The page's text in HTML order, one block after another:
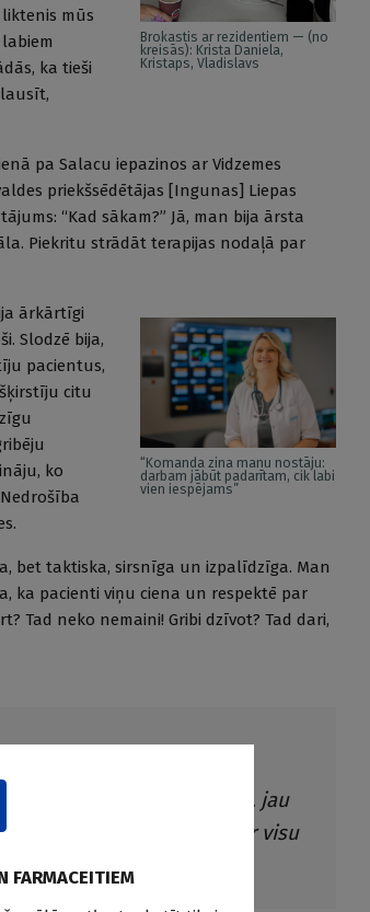
Brokastis ar rezidentiem — (no
kreisās): Krista Daniela,
Kristaps, Vladislavs
mūs
ka tieši
pa Salacu iepazinos ar Vid­zemes
priekšsēdētājas [Ingunas] Liepas
“Kad sākam?” Jā, man bija ārsta
Piekritu strādāt terapijas nodaļā par
“Komanda zina manu nostāju:
darbam jābūt padarītam, cik labi
vien iespējams”
ārkārtīgi
Slodzē bija,
pacientus,
citu
ko
bet taktiska, sirsnīga un izpalīdzīga. Man
ka pacienti viņu ciena un respektē par
Tad neko nemaini! Gribi dzīvot? Tad dari,
liekulība. Cik atceros, jau
Mācījos labi, taču man par visu
neslēpu.
FARMACEITIEM